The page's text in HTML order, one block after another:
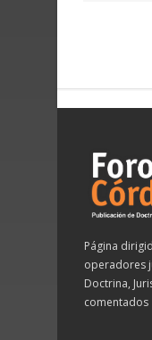
Página
operadores
Doctrina,
comentados